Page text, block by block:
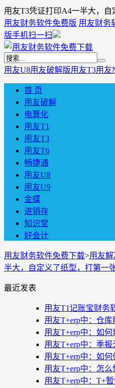
用友T3凭证打印A4一半大，
用友财务软件免费版 用友财务
版手机扫一扫
用友U8用友破解版用友T3用友
首 页
用友破解
电算化
用友T1
用友T3
用友T6
畅捷通
用友U8
用友U9
金蝶
进销存
知识堂
好会计
用友财务软件免费下载>用友
半大，自定义了纸型，打第一
最近发表
用友T1记账宝财务
用友T+erp中：仓库
用友T+erp中：如何
用友T+erp中：季报
用友T+erp中：如何
用友T+erp中：怎么
用友T+erp中：T+暂